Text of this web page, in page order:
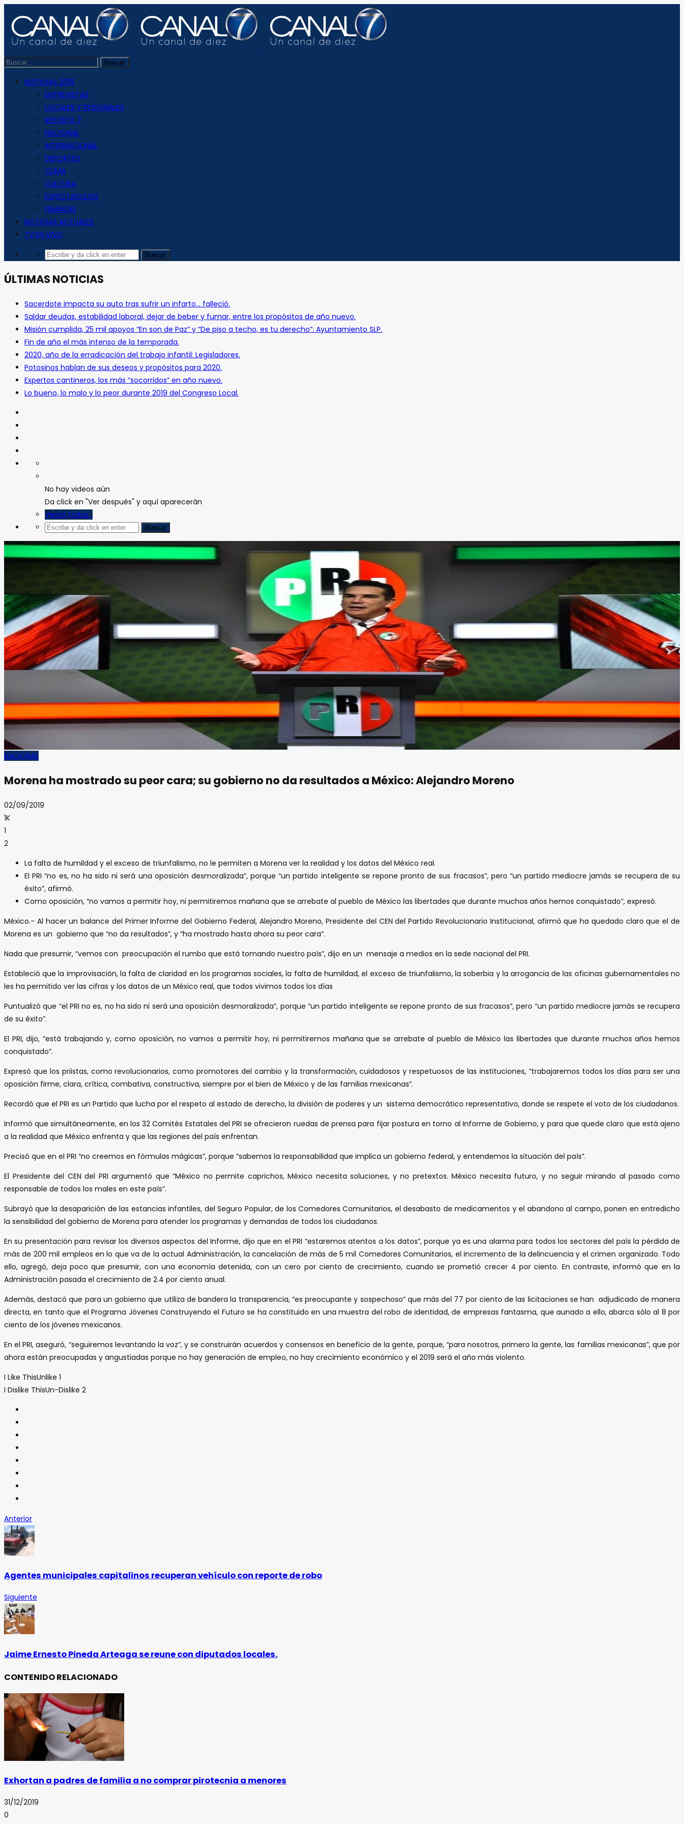
NOTICIAS 2019
ENTREVISTAS
LOCALES Y REGIONALES
REPORTE 7
NACIONAL
INTERNACIONAL
DEPORTES
CLIMA
CULTURA
ESPECTACULOS
FINANZAS
NOTICIAS ACTUALES
TV EN VIVO
ÚLTIMAS NOTICIAS
Sacerdote impacta su auto tras sufrir un infarto… falleció.
Saldar deudas, estabilidad laboral, dejar de beber y fumar, entre los propósitos de año nuevo.
Misión cumplida, 25 mil apoyos “En son de Paz” y “De piso a techo, es tu derecho”: Ayuntamiento SLP.
Fin de año el más intenso de la temporada.
2020, año de la erradicación del trabajo infantil: Legisladores.
Potosinos hablan de sus deseos y propósitos para 2020.
Expertos cantineros, los más “socorridos” en año nuevo.
Lo bueno, lo malo y lo peor durante 2019 del Congreso Local.
No hay videos aún
Da click en "Ver después" y aquí aparecerán
Verlos todos
NACIONAL
Morena ha mostrado su peor cara; su gobierno no da resultados a México: Alejandro Moreno
02/09/2019
1K
1
2
La falta de humildad y el exceso de triunfalismo, no le permiten a Morena ver la realidad y los datos del México real.
El PRI “no es, no ha sido ni será una oposición desmoralizada”, porque “un partido inteligente se repone pronto de sus fracasos”, pero “un partido mediocre jamás se recupera de su
éxito”, afirmó.
Como oposición, “no vamos a permitir hoy, ni permitiremos mañana que se arrebate al pueblo de México las libertades que durante muchos años hemos conquistado”, expresó.
México.- Al hacer un balance del Primer Informe del Gobierno Federal, Alejandro Moreno, Presidente del CEN del Partido Revolucionario Institucional, afirmó que ha quedado claro que el de
Morena es un gobierno que “no da resultados”, y “ha mostrado hasta ahora su peor cara”.
Nada que presumir, “vemos con preocupación el rumbo que está tomando nuestro país”, dijo en un mensaje a medios en la sede nacional del PRI.
Estableció que la improvisación, la falta de claridad en los programas sociales, la falta de humildad, el exceso de triunfalismo, la soberbia y la arrogancia de las oficinas gubernamentales no
les ha permitido ver las cifras y los datos de un México real, que todos vivimos todos los días
Puntualizó que “el PRI no es, no ha sido ni será una oposición desmoralizada”, porque “un partido inteligente se repone pronto de sus fracasos”, pero “un partido mediocre jamás se recupera
de su éxito”.
El PRI, dijo, “está trabajando y, como oposición, no vamos a permitir hoy, ni permitiremos mañana que se arrebate al pueblo de México las libertades que durante muchos años hemos
conquistado”.
Expresó que los priistas, como revolucionarios, como promotores del cambio y la transformación, cuidadosos y respetuosos de las instituciones, “trabajaremos todos los días para ser una
oposición firme, clara, crítica, combativa, constructiva, siempre por el bien de México y de las familias mexicanas”.
Recordó que el PRI es un Partido que lucha por el respeto al estado de derecho, la división de poderes y un sistema democrático representativo, donde se respete el voto de los ciudadanos.
Informó que simultáneamente, en los 32 Comités Estatales del PRI se ofrecieron ruedas de prensa para fijar postura en torno al Informe de Gobierno, y para que quede claro que está ajeno
a la realidad que México enfrenta y que las regiones del país enfrentan.
Precisó que en el PRI “no creemos en fórmulas mágicas”, porque “sabemos la responsabilidad que implica un gobierno federal, y entendemos la situación del país”.
El Presidente del CEN del PRI argumentó que “México no permite caprichos, México necesita soluciones, y no pretextos. México necesita futuro, y no seguir mirando al pasado como
responsable de todos los males en este país”.
Subrayó que la desaparición de las estancias infantiles, del Seguro Popular, de los Comedores Comunitarios, el desabasto de medicamentos y el abandono al campo, ponen en entredicho
la sensibilidad del gobierno de Morena para atender los programas y demandas de todos los ciudadanos.
En su presentación para revisar los diversos aspectos del Informe, dijo que en el PRI “estaremos atentos a los datos”, porque ya es una alarma para todos los sectores del país la pérdida de
más de 200 mil empleos en lo que va de la actual Administración, la cancelación de más de 5 mil Comedores Comunitarios, el incremento de la delincuencia y el crimen organizado. Todo
ello, agregó, deja poco que presumir, con una economía detenida, con un cero por ciento de crecimiento, cuando se prometió crecer 4 por ciento. En contraste, informó que en la
Administración pasada el crecimiento de 2.4 por ciento anual.
Además, destacó que para un gobierno que utiliza de bandera la transparencia, “es preocupante y sospechoso” que más del 77 por ciento de las licitaciones se han adjudicado de manera
directa, en tanto que el Programa Jóvenes Construyendo el Futuro se ha constituido en una muestra del robo de identidad, de empresas fantasma, que aunado a ello, abarca sólo al 8 por
ciento de los jóvenes mexicanos.
En el PRI, aseguró, “seguiremos levantando la voz”, y se construirán acuerdos y consensos en beneficio de la gente, porque, “para nosotros, primero la gente, las familias mexicanas”, que por
ahora están preocupadas y angustiadas porque no hay generación de empleo, no hay crecimiento económico y el 2019 será el año más violento.
I Like ThisUnlike 1
I Dislike ThisUn-Dislike 2
Anterior
Agentes municipales capitalinos recuperan vehículo con reporte de robo
Siguiente
Jaime Ernesto Pineda Arteaga se reune con diputados locales.
CONTENIDO RELACIONADO
Exhortan a padres de familia a no comprar pirotecnia a menores
31/12/2019
0